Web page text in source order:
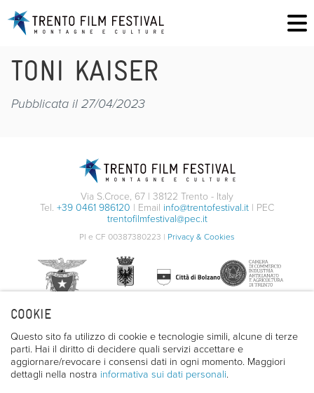
COOKIE
Questo sito fa utilizzo di cookie e tecnologie simili, alcune di terze
parti. Hai il diritto di decidere quali servizi accettare e
aggiornare/revocare i consensi dati in ogni momento. Maggiori
dettagli nella nostra informativa sui dati personali.
TONI KAISER
Pubblicata il 27/04/2023
Via S.Croce, 67 | 38122 Trento - Italy
Tel. +39 0461 986120 | Email info@trentofestival.it | PEC
trentofilmfestival@pec.it
PI e CF 00387380223 | Privacy & Cookies